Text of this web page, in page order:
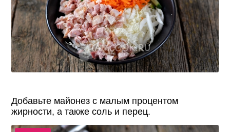
Добавьте майонез с малым процентом
жирности, а также соль и перец.